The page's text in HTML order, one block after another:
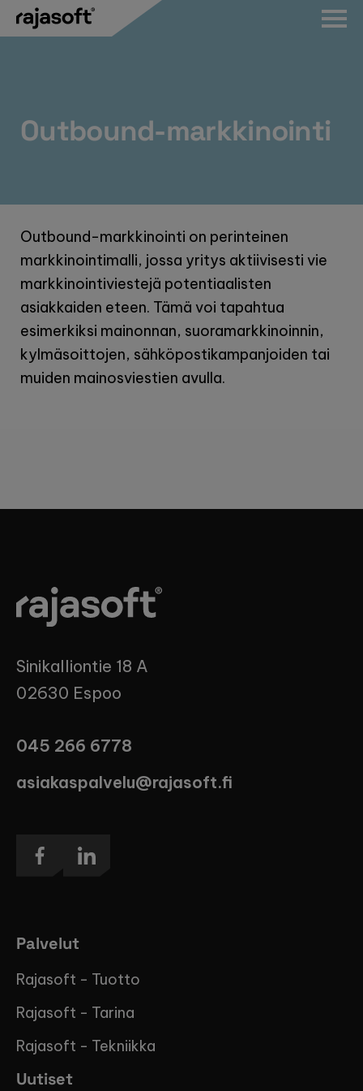
Hyppää
sisältöön
Outbound-markkinointi
Outbound-markkinointi on perinteinen
markkinointimalli, jossa yritys aktiivisesti vie
markkinointiviestejä potentiaalisten
asiakkaiden eteen. Tämä voi tapahtua
esimerkiksi mainonnan, suoramarkkinoinnin,
kylmäsoittojen, sähköpostikampanjoiden tai
muiden mainosviestien avulla.
Sinikalliontie 18 A
02630 Espoo
045 266 6778
asiakaspalvelu@rajasoft.fi
Palvelut
Rajasoft - Tuotto
Rajasoft - Tarina
Rajasoft - Tekniikka
Uutiset